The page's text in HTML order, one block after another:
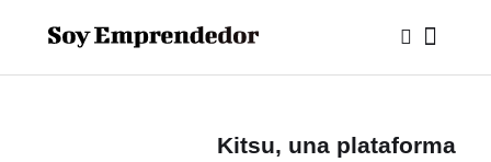
Kitsu, una plataforma